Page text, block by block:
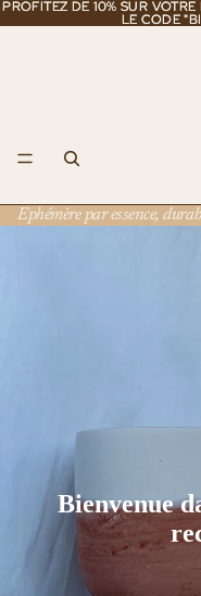
PROFITEZ DE 10% SUR
LE CODE
PROFITEZ DE 10% SUR
LE CODE
Ephémère par essence,
Bienvenue